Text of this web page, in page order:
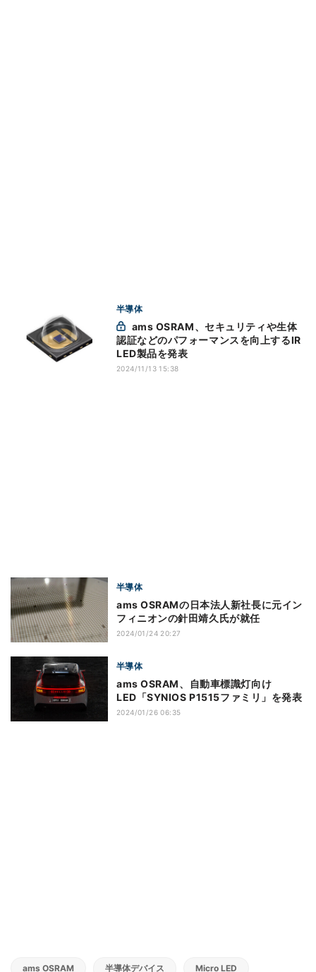
半導体
認証などのパフォーマンスを向上するIR
LED製品を発表
2024/11/13 15:38
半導体
ams OSRAMの日本法人新社長に元イン
フィニオンの針田靖久氏が就任
2024/01/24 20:27
半導体
ams OSRAM、自動車標識灯向け
LED「SYNIOS P1515ファミリ」を発表
2024/01/26 06:35
ams OSRAM 半導体デバイス Micro LED